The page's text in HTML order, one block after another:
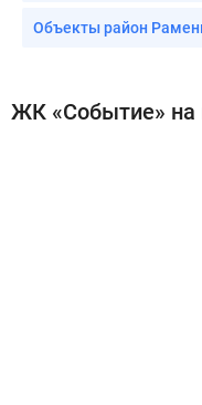
Объекты район
ЖК «Событие» на